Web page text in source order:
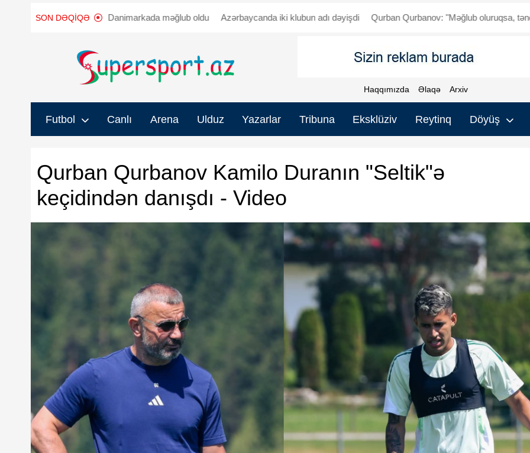
SON DƏQIQƏ
"Sabah" Danimarkada məğlub oldu Azərbaycanda iki klubun adı dəyişdi Qurban Qurbanov: "Məğlub oluruqsa, tənqid
Haqqımızda Əlaqə Arxiv
Futbol Canlı Arena Ulduz Yazarlar Tribuna Eksklüziv Reytinq Döyüş
Qurban Qurbanov Kamilo Duranın "Seltik"ə
keçidindən danışdı - Video